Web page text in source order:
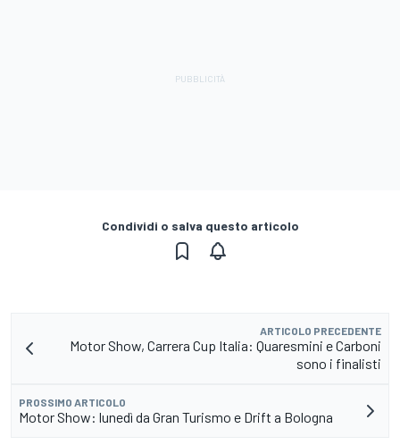
Condividi o salva questo articolo
ARTICOLO PRECEDENTE
Motor Show, Carrera Cup Italia: Quaresmini e Carboni
sono i finalisti
PROSSIMO ARTICOLO
Motor Show: lunedì da Gran Turismo e Drift a Bologna